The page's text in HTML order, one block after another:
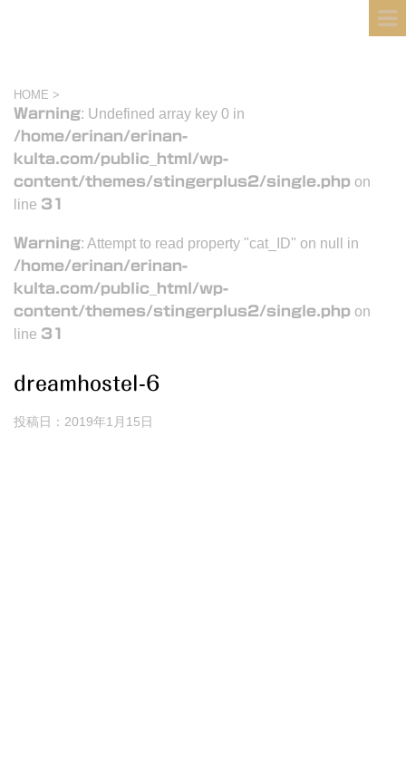
HOME >
Warning: Undefined array key 0 in
/home/erinan/erinan-
kulta.com/public_html/wp-
content/themes/stingerplus2/single.php on
line 31
Warning: Attempt to read property "cat_ID" on null in
/home/erinan/erinan-
kulta.com/public_html/wp-
content/themes/stingerplus2/single.php on
line 31
dreamhostel-6
投稿日： 2019年1月15日